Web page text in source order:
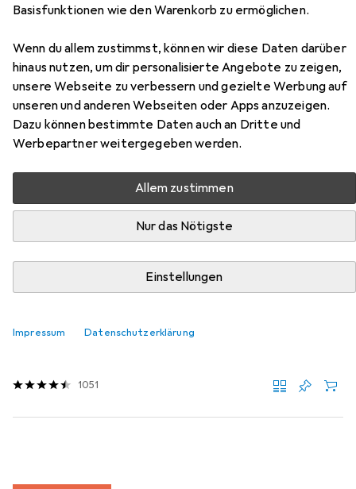
Basisfunktionen wie den Warenkorb zu ermöglichen.
Wenn du allem zustimmst, können wir diese Daten darüber
hinaus nutzen, um dir personalisierte Angebote zu zeigen,
unsere Webseite zu verbessern und gezielte Werbung auf
unseren und anderen Webseiten oder Apps anzuzeigen.
Dazu können bestimmte Daten auch an Dritte und
Werbepartner weitergegeben werden.
Allem zustimmen
Nur das Nötigste
Einstellungen
Impressum Datenschutzerklärung
Zubehör für Dahle ShredMATIC
SM300 P4 Autofeed öl- &
wartungsfrei
ShredMATIC SM300 P4 Autofeed öl- & wartungsfrei aus
der Kategorie Reinigung PC + Peripherie.
EUR
60,77
1051